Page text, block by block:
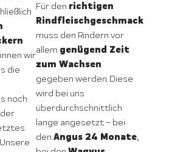
wir
die
noch
Für den richtigen
Rindfleischgeschmack
muss den Rindern vor
allem genügend Zeit
zum Wachsen
gegeben werden. Diese
wird bei uns
überdurchschnittlich
lange angesetzt – bei
den Angus 24 Monate,